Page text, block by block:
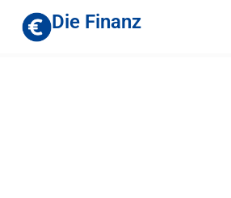
Die Finanz